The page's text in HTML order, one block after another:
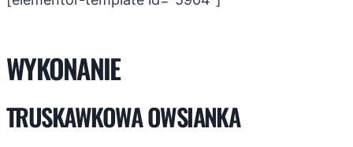
WYKONANIE
TRUSKAWKOWA OWSIANKA